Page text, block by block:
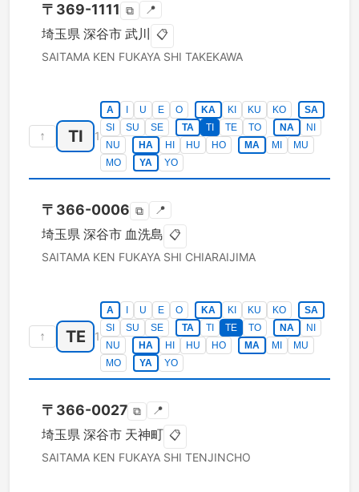
〒 369-1111 ⧉ 📍
埼玉県 深谷市 武川 📋
SAITAMA KEN FUKAYA SHI TAKEKAWA
↑ TI 1
A U E O KA KI KU KO
SA
SI
SU SE TA TI TE TO NA
NI
NU
HA HI HU HO MA MI
MU
MO
YA YO
〒 366-0006 ⧉ 📍
埼玉県 深谷市 血洗島 📋
SAITAMA KEN FUKAYA SHI CHIARAIJIMA
↑ TE 1
A U E O KA KI KU KO
SA
SI
SU SE TA TI TE TO NA
NI
NU
HA HI HU HO MA MI
MU
MO
YA YO
〒 366-0027 ⧉ 📍
埼玉県 深谷市 天神町 📋
SAITAMA KEN FUKAYA SHI TENJINCHO